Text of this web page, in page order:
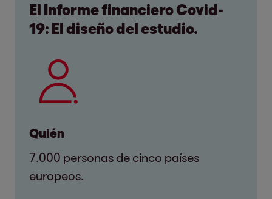
El Informe financiero Covid-
19: El diseño del estudio.
Quién
7.000 personas de cinco países
europeos.